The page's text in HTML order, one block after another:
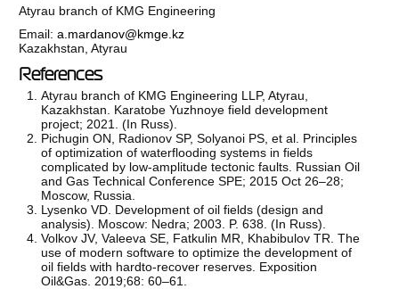
Atyrau branch of KMG Engineering
Email:a.mardanov@kmge.kz
Kazakhstan, Atyrau
References
Atyrau branch of KMG Engineering LLP, Atyrau,
Kazakhstan. Karatobe Yuzhnoye field development
project; 2021. (In Russ).
Pichugin ON, Radionov SP, Solyanoi PS, et al. Principles
of optimization of waterflooding systems in fields
complicated by low-amplitude tectonic faults. Russian Oil
and Gas Technical Conference SPE; 2015 Oct 26–28;
Moscow, Russia.
Lysenko VD. Development of oil fields (design and
analysis). Moscow: Nedra; 2003. P. 638. (In Russ).
Volkov JV, Valeeva SE, Fatkulin MR, Khabibulov TR. The
use of modern software to optimize the development of
oil fields with hardto-recover reserves. Exposition
Oil&Gas. 2019;68: 60–61.